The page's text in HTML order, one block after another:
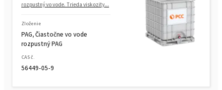
rozpustný vo vode. Trieda viskozity...
Zloženie
PAG, Čiastočne vo vode
rozpustný PAG
CAS č.
56449-05-9